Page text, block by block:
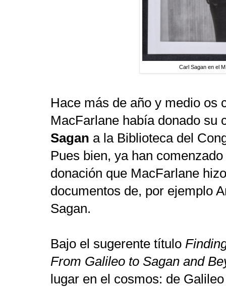
Carl Sagan en el
Hace más de año y medio os
MacFarlane había donado su
Sagan a la Biblioteca del
Pues bien, ya han
donación que MacFarlane
documentos de, por ejemplo
Sagan.
Bajo el sugerente título
From Galileo to Sagan and
lugar en el cosmos: de